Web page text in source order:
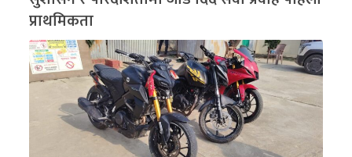
प्राथमिकता